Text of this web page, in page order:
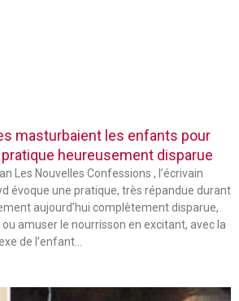
masturbaient les enfants pour
pratique heureusement disparue
Les Nouvelles Confessions , l’écrivain
évoque une pratique, très répandue durant
aujourd’hui complètement disparue,
amuser le nourrisson en excitant, avec la
de l’enfant…